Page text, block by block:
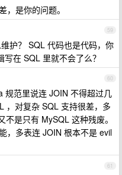
，是你的问题。
59
护？ SQL 代码也是代码，你
在 SQL 里就不会了么？
60
规范里说连 JOIN 不得超过几
，对复杂 SQL 支持很差，多
是只有 MySQL 这种残废。
，多表连 JOIN 根本不是 evil
61